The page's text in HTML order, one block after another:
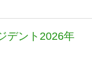
デント2026年